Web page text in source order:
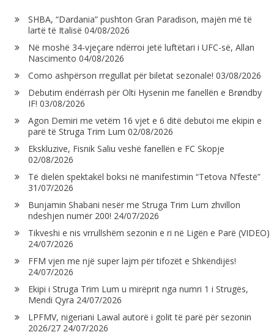
SHBA, “Dardania” pushton Gran Paradison, majën më të
lartë të Italisë 04/08/2026
Në moshë 34-vjeçare ndërroi jetë luftëtari i UFC-së, Allan
Nascimento 04/08/2026
Como ashpërson rregullat për biletat sezonale! 03/08/2026
Debutim ëndërrash për Olti Hysenin me fanellën e Brøndby
IF! 03/08/2026
Agon Demiri me vetëm 16 vjet e 6 ditë debutoi me ekipin e
parë të Struga Trim Lum 02/08/2026
Ekskluzive, Fisnik Saliu veshë fanellën e FC Skopje
02/08/2026
Të dielën spektakël boksi në manifestimin “Tetova N’festë”
31/07/2026
Bunjamin Shabani nesër me Struga Trim Lum zhvillon
ndeshjen numër 200! 24/07/2026
Tikveshi e nis vrrullshëm sezonin e ri në Ligën e Parë (VIDEO)
24/07/2026
FFM vjen me një super lajm për tifozët e Shkëndijës!
24/07/2026
Ekipi i Struga Trim Lum u mirëprit nga numri 1 i Strugës,
Mendi Qyra 24/07/2026
LPFMV, nigeriani Lawal autorë i golit të parë për sezonin
2026/27 24/07/2026